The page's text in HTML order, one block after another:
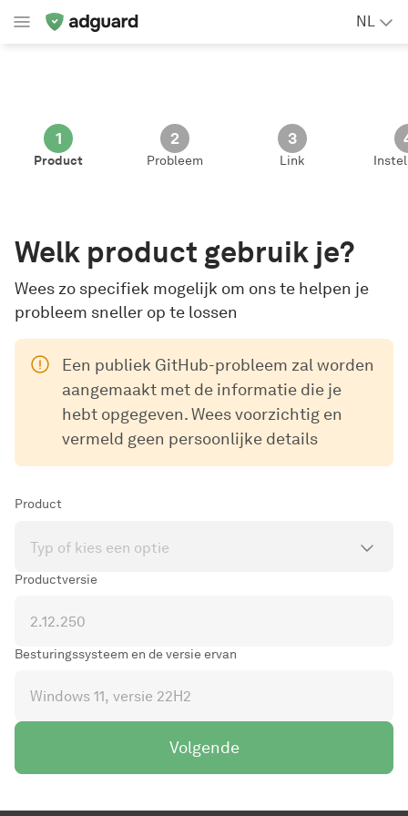
NL
1
Product
2
Probleem
3
Link
Welk product gebruik je?
Wees zo specifiek mogelijk om ons te helpen je
probleem sneller op te lossen
Een publiek GitHub-probleem zal worden
aangemaakt met de informatie die je
hebt opgegeven. Wees voorzichtig en
vermeld geen persoonlijke details
Product
Typ of kies een optie
Productversie
Besturingssysteem en de versie ervan
Volgende